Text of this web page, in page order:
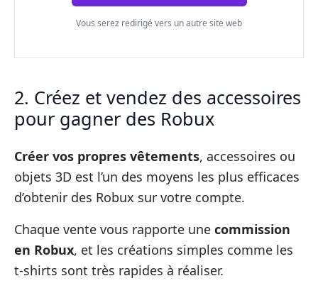
Vous serez redirigé vers un autre site web
2. Créez et vendez des accessoires
pour gagner des Robux
Créer vos propres vêtements, accessoires ou
objets 3D est l’un des moyens les plus efficaces
d’obtenir des Robux sur votre compte.
Chaque vente vous rapporte une commission
en Robux, et les créations simples comme les
t-shirts sont très rapides à réaliser.